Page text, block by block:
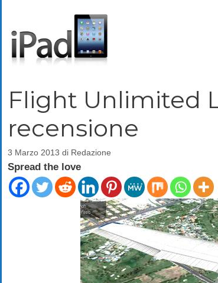
Flight Unlimited
recensione
3 Marzo 2013 di Redazione
Spread the love